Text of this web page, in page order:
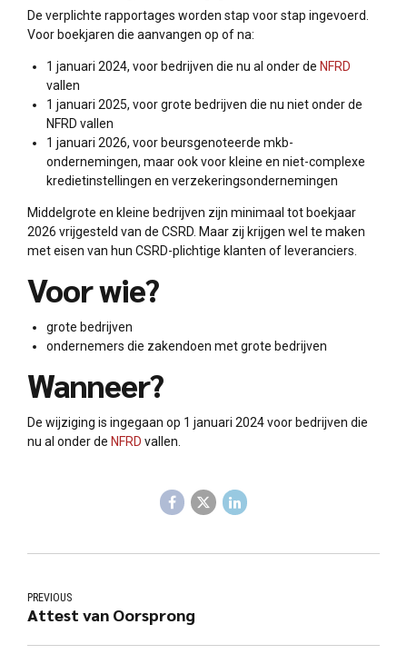
De verplichte rapportages worden stap voor stap ingevoerd.
Voor boekjaren die aanvangen op of na:
1 januari 2024, voor bedrijven die nu al onder de NFRD
vallen
1 januari 2025, voor grote bedrijven die nu niet onder de
NFRD vallen
1 januari 2026, voor beursgenoteerde mkb-
ondernemingen, maar ook voor kleine en niet-complexe
kredietinstellingen en verzekeringsondernemingen
Middelgrote en kleine bedrijven zijn minimaal tot boekjaar
2026 vrijgesteld van de CSRD. Maar zij krijgen wel te maken
met eisen van hun CSRD-plichtige klanten of leveranciers.
Voor wie?
grote bedrijven
ondernemers die zakendoen met grote bedrijven
Wanneer?
De wijziging is ingegaan op 1 januari 2024 voor bedrijven die
nu al onder de NFRD vallen.
PREVIOUS
Attest van Oorsprong